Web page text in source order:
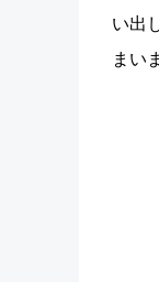
い出
まい